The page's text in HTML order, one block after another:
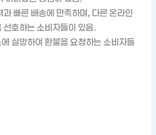
과 빠른 배송에 만족하며, 다른 온라인
선호하는 소비자들이 있음.
실망하여 환불을 요청하는 소비자들